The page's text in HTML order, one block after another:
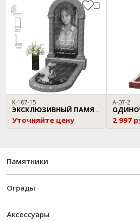
K-107-15
ЭКСКЛЮЗИВНЫЙ ПАМЯТНИК
Уточняйте цену
A-07-2
2 997
Памятники
Ограды
Аксессуары